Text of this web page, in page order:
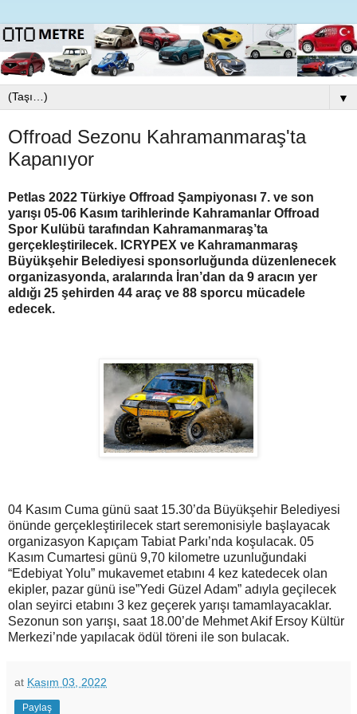
▼
Offroad Sezonu Kahramanmaraş'ta
Kapanıyor
Petlas 2022 Türkiye Offroad Şampiyonası 7. ve son
yarışı 05-06 Kasım tarihlerinde Kahramanlar Offroad
Spor Kulübü tarafından Kahramanmaraş’ta
gerçekleştirilecek. ICRYPEX ve Kahramanmaraş
Büyükşehir Belediyesi sponsorluğunda düzenlenecek
organizasyonda, aralarında İran’dan da 9 aracın yer
aldığı 25 şehirden 44 araç ve 88 sporcu mücadele
edecek.
04 Kasım Cuma günü saat 15.30’da Büyükşehir Belediyesi
önünde gerçekleştirilecek start seremonisiyle başlayacak
organizasyon Kapıçam Tabiat Parkı’nda koşulacak. 05
Kasım Cumartesi günü 9,70 kilometre uzunluğundaki
“Edebiyat Yolu” mukavemet etabını 4 kez katedecek olan
ekipler, pazar günü ise”Yedi Güzel Adam” adıyla geçilecek
olan seyirci etabını 3 kez geçerek yarışı tamamlayacaklar.
Sezonun son yarışı, saat 18.00’de Mehmet Akif Ersoy Kültür
Merkezi’nde yapılacak ödül töreni ile son bulacak.
at Kasım 03, 2022
Paylaş